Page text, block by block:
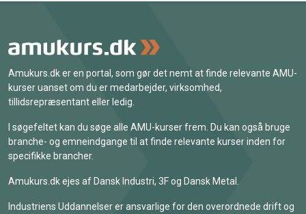
Amukurs.dk er en portal, som gør det nemt at finde relevante AMU-
kurser uanset om du er medarbejder, virksomhed,
tillidsrepræsentant eller ledig.
I søgefeltet kan du søge alle AMU-kurser frem. Du kan også bruge
branche- og emneindgange til at finde relevante kurser inden for
specifikke brancher.
Amukurs.dk ejes af Dansk Industri, 3F og Dansk Metal.
Industriens Uddannelser er ansvarlige for den overordnede drift og